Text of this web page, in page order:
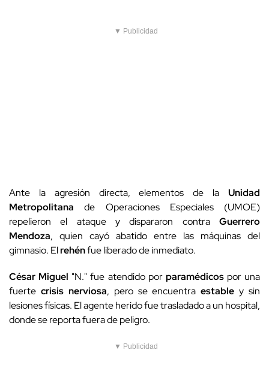
▼ Publicidad
Ante la agresión directa, elementos de la Unidad
Metropolitana de Operaciones Especiales (UMOE)
repelieron el ataque y dispararon contra Guerrero
Mendoza, quien cayó abatido entre las máquinas del
gimnasio. Elrehénfue liberado de inmediato.
César Miguel "N." fue atendido por paramédicospor una
fuerte crisis nerviosa, pero se encuentraestable y sin
lesiones físicas. El agente herido fue trasladado a un hospital,
donde se reporta fuera de peligro.
▼ Publicidad